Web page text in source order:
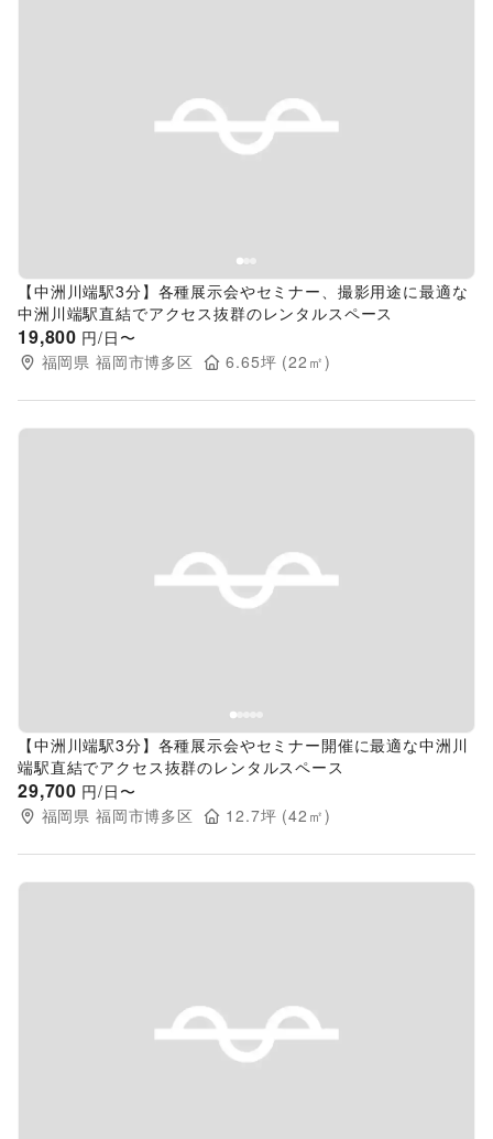
Previous slide
【中洲川端駅3分】各種展示会やセミナー、撮影用途に最適な
中洲川端駅直結でアクセス抜群のレンタルスペース
19,800 円/日〜
福岡県 福岡市博多区 6.65坪 (22 ㎡)
Previous slide
【中洲川端駅3分】各種展示会やセミナー開催に最適な中洲川
端駅直結でアクセス抜群のレンタルスペース
29,700 円/日〜
福岡県 福岡市博多区 12.7坪 (42 ㎡)
Previous slide